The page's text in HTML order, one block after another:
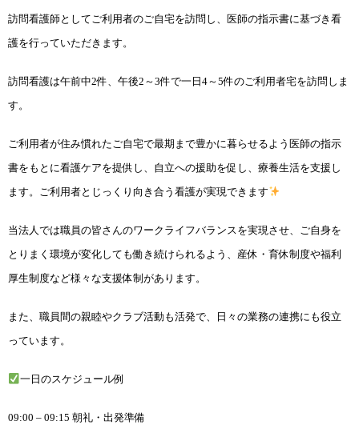
訪問看護師としてご利用者のご自宅を訪問し、医師の指示書に基づき看
護を行っていただきます。
訪問看護は午前中2件、午後2～3件で一日4～5件のご利用者宅を訪問しま
す。
ご利用者が住み慣れたご自宅で最期まで豊かに暮らせるよう医師の指示
書をもとに看護ケアを提供 し、自立への援助を促し、療養生活を支援し
ます。ご利用者とじっくり向き合う看護が実現できま す
当法人では職員の皆さんのワークライフバランスを実現させ、ご自身を
とりまく環境が変化しても働き続けられるよう、産休・育休制度や福利
厚生制度など様々な支援体制があります。
また、職員 間の親睦やクラブ活動も活発で、日々の業務の連携にも役立
っています。
一日のスケジュール例
09:00 – 09:15 朝礼・出発準備